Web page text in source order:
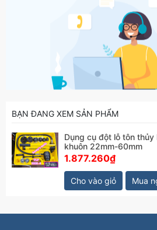
BẠN ĐANG XEM SẢN PHẨM
Dụng cụ đột lỗ tôn thủy
khuôn 22mm-60mm
1.877.260₫
Cho vào giỏ Mua